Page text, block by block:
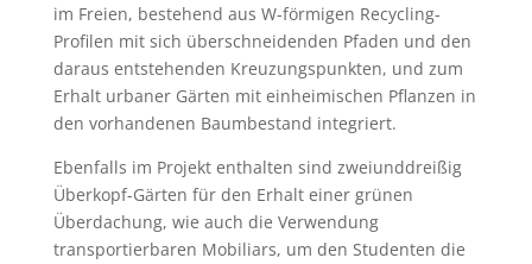
im Freien, bestehend aus W-förmigen Recycling-
Profilen mit sich überschneidenden Pfaden und den
daraus entstehenden Kreuzungspunkten, und zum
Erhalt urbaner Gärten mit einheimischen Pflanzen in
den vorhandenen Baumbestand integriert.
Ebenfalls im Projekt enthalten sind zweiunddreißig
Überkopf-Gärten für den Erhalt einer grünen
Überdachung, wie auch die Verwendung
transportierbaren Mobiliars, um den Studenten die